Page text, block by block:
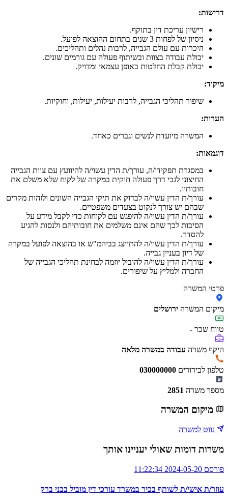
דרישות:
רישיון עריכת דין בתוקף.
ניסיון של לפחות 3 שנים בתחום ההוצאה לפועל.
היכרות עם עולם הגבייה, לרבות נהלים ותהליכים.
יכולת עבודה בצוות ובשיתוף פעולה עם גורמים שונים.
יכולת קבלת החלטות באופן עצמאי ומדויק.
מיקוד:
שיפור תהליכי הגבייה, לרבות יעילות, יעילות, וחוקיות.
הערות:
המשרה מיועדת לנשים וגברים כאחד.
דוגמאות:
במסגרת תפקידו/ה, עורך/ת הדין עשוי/ה להיוועץ עם צוות הגבייה
החיצוני לגבי דרך פעולה חוקית במקרה של לקוח שלא משלם את
חובותיו.
עורך/ת הדין עשוי/ה לבדוק את תיקי הגבייה השונים ולזהות מקרים
שבהם יש צורך לנקוט בצעדים משפטיים.
עורך/ת הדין עשוי/ה להיפגש עם לקוחות כדי לקבל מידע על
הסיבות לכך שהם אינם משלמים את חובותיהם ולנסות להגיע
להסדר.
עורך/ת הדין עשוי/ה להתייצג בביהמ"ש או בהוצאה לפועל במקרה
של דיון בעניין גבייה.
עורך/ת הדין עשוי/ה להוביל יוזמה לבחינת תהליכי הגבייה של
החברה ולמליץ על שיפורים.
פרטי המשרה
מיקום המשרה ירושלים
טווח שכר -
היקף משרה עבודה במשרה מלאה
טלפון לבירורים 030000000
מספר משרה 2851
מיקום המשרה
נווט למשרה
משרות דומות שאולי יעניינו אותך
פורסם 2024-05-20 11:22:34
עוזר/ת אישי/ת לשותף בכיר במשרד עורכי דין מוביל בבני ברק